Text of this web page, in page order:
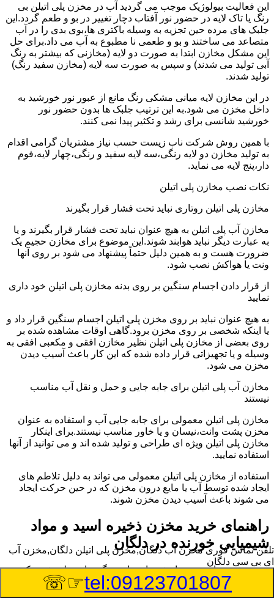
این فعالیت بیولوژیک موجب می گردید آب در مخزن پلی اتیلن بی
رنگ یا تاک لایه در حضور نور آفتاب دچار تغییر در بو و طعم گردد.این
جلبک های مرده حین تجزیه به وسیله باکتری ها،بوی بدی را در آب
متصاعد می ساختند و بو و طعمی نا مطبوع به آب می داد.برای حل
این مشکل مخازن ابتدا به صورت دو لایه (مخازنی که بیشتر به رنگ
آبی تولید می شدند) و سپس به صورت سه لایه (مخازن سفید رنگ)
تولید شدند.
در این مخازن لایه میانی مشکی رنگ مانع از عبور نور خورشید به
داخل مخزن می شود.به این ترتیب جلبک ها بدون حضور نور
خورشید شانسی برای رشد و تکثیر پیدا نمی کنند.
با همین روش شرکت ناب زیست حسب نیاز مشتریان گرامی اقدام
به تولید مخازن دو لایه رنگی،سه لایه سفید و رنگی،چهار لایه،فوم
دار،پنج لایه می نماید.
نکات نصب مخازن پلی اتیلن
مخازن پلی اتیلن روتاری نباید تحت فشار قرار بگیرند
مخازن آب پلی اتیلن به هیچ عنوان نباید تحت فشار قرار بگیرند و یا
به عبارت دیگر نباید هوابند شوند.این موضوع برای مخازن حجیم یک
ضرورت هست و به همین دلیل حتماً پیشنهاد می شود بر روی آنها
ونت یا هواکش نصب شود.
از قرار دادن اجسام سنگین بر روی بدنه مخازن پلی اتیلن خود داری
نمایید
به هیچ عنوان نباید بر روی مخزن پلی اتیلن اجسام سنگین قرار داد و
یا اینکه شخصی بر روی مخزن برود.گاهی اوقات مشاهده شده بر
روی بعضی از مخازن پلی اتیلن نظیر مخازن افقی و مکعبی افقی به
وسیله و یا تجهیزاتی قرار داده شده که این کار باعث آسیب دیدن
مخزن می شود.
مخازن آب پلی اتیلن برای جابه جایی و حمل و نقل آب مناسب
نیستند
مخازن پلی اتیلن معمولی برای جابه جایی آب و استفاده به عنوان
مخزن پشت وانت،نیسان و یا خاور مناسب نیستند.برای اینکار
مخازن پلی اتیلن ویژه ای طراحی و تولید شده اند و می توانید از آنها
استفاده نمایید.
استفاده از مخازن پلی اتیلن معمولی می تواند به دلیل تلاطم های
ایجاد شده توسط آب یا مایع درون مخزن که در حین حرکت ایجاد
می شوند باعث آسیب دیدن مخزن شوند.
راهنمای خرید مخزن ذخیره اسید و مواد
شیمیایی خورنده در دلگان
مخزن ذخیره اسید و مواد شیمیایی باید به گونه ای تولید شوند که
بتوانند در برابر چگالی نسبتا بالا و خورندگی انواع اسیدها مقاومت
کافی داشته باشند.به همین دلیل نمی توان در هر مخزنی اسید و مواد
تلفن تماس فوریمخزن آب دلگان,مخزن پلی اتیلن دلگان,مخزن آب
ای بی سی دلگان
tel:09123701807
☞☏